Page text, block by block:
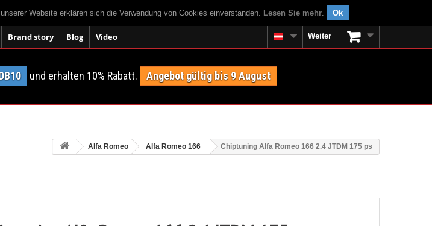
Website erklären sich die Verwendung von Cookies einverstanden. Lesen Sie mehr. Ok
Brand story Blog Video Weiter
und erhalten 10% Rabatt. Angebot gültig bis 9 August
Alfa Romeo Alfa Romeo 166 Chiptuning Alfa Romeo 166 2.4 JTDM 175 ps